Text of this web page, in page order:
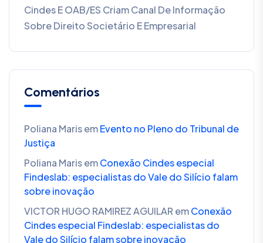
Cindes E OAB/ES Criam Canal De Informação
Sobre Direito Societário E Empresarial
Comentários
Poliana MarisemEvento no Pleno do Tribunal de
Justiça
Poliana MarisemConexão Cindes especial
Findeslab: especialistas do Vale do Silício falam
sobre inovação
VICTOR HUGO RAMIREZ AGUILAR emConexão
Cindes especial Findeslab: especialistas do
Vale do Silício falam sobre inovação